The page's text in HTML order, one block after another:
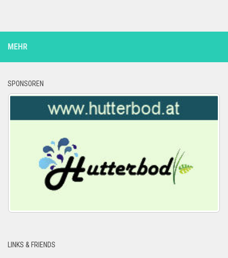
MEHR
SPONSOREN
LINKS & FRIENDS